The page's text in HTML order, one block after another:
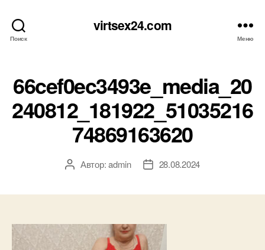
Поиск
virtsex24.com
Меню
66cef0ec3493e_media_20
240812_181922_51035216
74869163620
АвторАвтор:admin
Дата28.08.2024